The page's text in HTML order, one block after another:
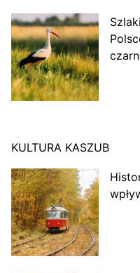
KULTURA KASZUB